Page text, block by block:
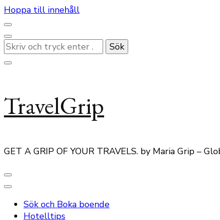
Hoppa till innehåll
Letar
du
efter
TravelGrip
GET A GRIP OF YOUR TRAVELS. by Maria Grip –
Sök och Boka boende
Hotelltips